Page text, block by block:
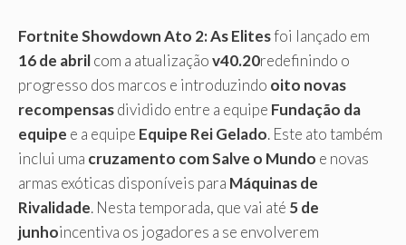
Fortnite Showdown Ato 2: As Elitesfoi lançado em
16 de abrilcom a atualizaçãov40.20redefinindo o
progresso dos marcos e introduzindo oito novas
recompensasdividido entre a equipe Fundação da
equipe e a equipe Equipe Rei Gelado. Este ato também
inclui uma cruzamento com Salve o Mundo e novas
armas exóticas disponíveis para Máquinas de
Rivalidade. Nesta temporada, que vai até 5 de
junhoincentiva os jogadores a se envolverem